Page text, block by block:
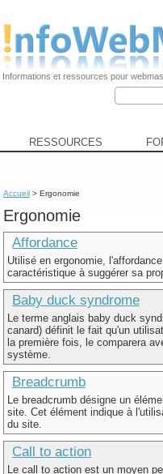
Informations et ressources pour
RESSOURCES
Accueil > Ergonomie
Ergonomie
Affordance
Utilisé en ergonomie,
caractéristique à suggérer sa
Baby duck syndrome
Le terme anglais baby duck
canard) définit le fait qu'un
la première fois, le comparera
système.
Breadcrumb
Le breadcrumb désigne un
site. Cet élément indique à
du site.
Call to action
Le call to action est un moyen